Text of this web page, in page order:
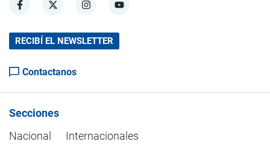
RECIBÍ EL NEWSLETTER
Contactanos
Secciones
Nacional
Internacionales